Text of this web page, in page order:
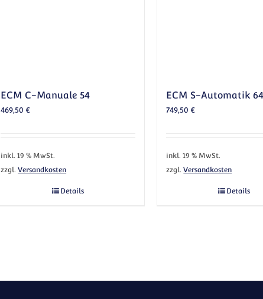
ECM C-Manuale 54
469,50€
inkl. 19 % MwSt.
zzgl.Versandkosten
Details
ECM S-Automatik
749,50€
inkl. 19 % MwSt.
zzgl.Versandkosten
Details